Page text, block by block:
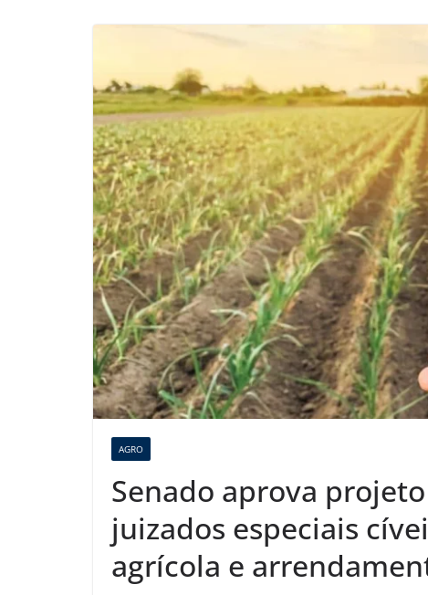
AGRO
Senado aprova
juizados especiais
agrícola e